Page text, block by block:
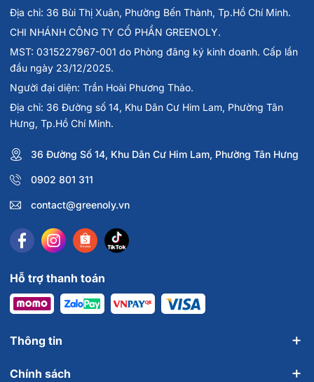
Địa chỉ: 36 Bùi Thị Xuân, Phường Bến Thành, Tp.Hồ Chí Minh.
CHI NHÁNH CÔNG TY CỔ PHẦN GREENOLY.
MST: 0315227967-001 do Phòng đăng ký kinh doanh. Cấp lần
đầu ngày 23/12/2025.
Người đại diện: Trần Hoài Phương Thảo.
Địa chỉ: 36 Đường số 14, Khu Dân Cư Him Lam, Phường Tân
Hưng, Tp.Hồ Chí Minh.
36 Đường Số 14, Khu Dân Cư Him Lam, Phường Tân Hưng
0902 801 311
contact@greenoly.vn
Hỗ trợ thanh toán
Thông tin
Chính sách